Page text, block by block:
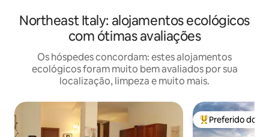
Northeast Italy: alojamentos ecológicos
com ótimas avaliações
Os hóspedes concordam: estes alojamentos
ecológicos foram muito bem avaliados por sua
localização, limpeza e muito mais.
Entre os
Preferido dos